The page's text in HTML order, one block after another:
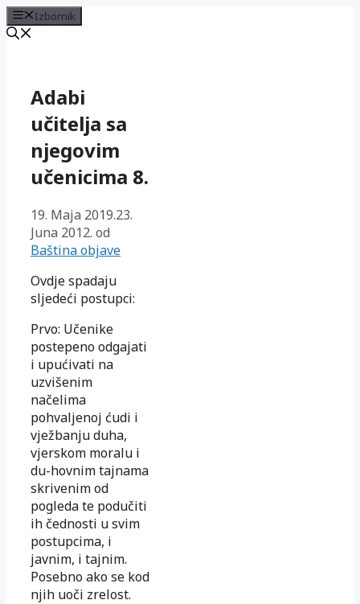
Izbornik
sadržajAdabi
učitelja sa
njegovim
učenicima 8.
19. Maja 2019.23.
Juna 2012. od
Baština objave
Ovdje spadaju
sljedeći postupci:
Prvo: Učenike
postepeno odgajati
i upućivati na
uzvišenim
načelima
pohvaljenoj ćudi i
vježbanju duha,
vjerskom moralu i
du-hovnim tajnama
skrivenim od
pogleda te podučiti
ih čednosti u svim
postupcima, i
javnim, i tajnim.
Posebno ako se kod
njih uoči zrelost.